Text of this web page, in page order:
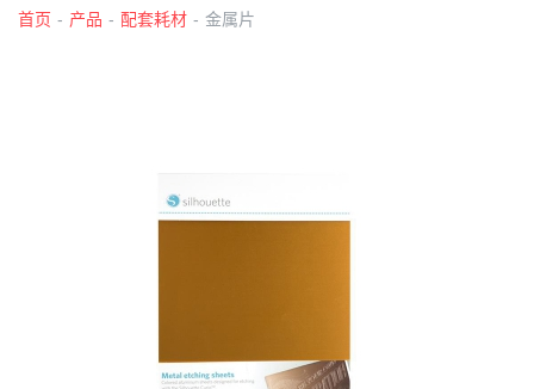
首页 - 产品 - 配套耗材 - 金属片